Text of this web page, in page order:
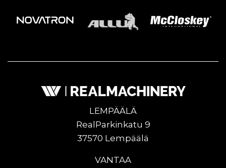
LEMPÄÄLÄ
RealParkinkatu 9
37570 Lempäälä
VANTAA